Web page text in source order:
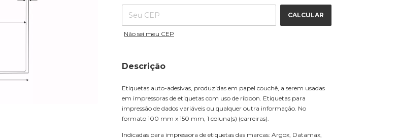
CALCULAR
Não sei meu CEP
Descrição
Etiquetas auto-adesivas, produzidas em papel couchê, a serem usadas
em impressoras de etiquetas com uso de ribbon. Etiquetas para
impressão de dados variáveis ou qualquer outra informação. No
formato 100 mm x 150 mm, 1 coluna(s) (carreiras).
Indicadas para impressora de etiquetas das marcas: Argox, Datamax,